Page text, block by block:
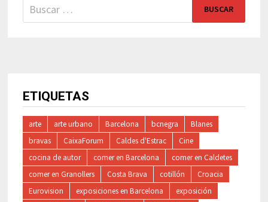
Buscar:
ETIQUETAS
arte arte urbano Barcelona bcnegra
Blanes
bravas
CaixaForum Caldes d'Estrac
Cine
cocina de autor
comer en Barcelona
comer en Caldetes
comer en Granollers
Costa Brava cotillón
Croacia
Eurovision
exposiciones en Barcelona
exposición